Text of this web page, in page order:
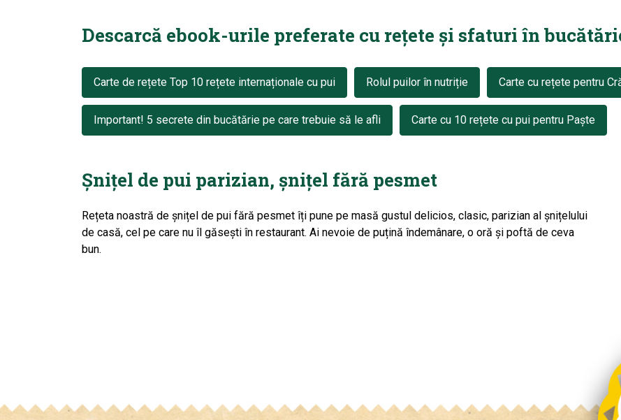
Descarcă ebook-urile preferate cu rețete și sfaturi în
Carte de rețete Top 10 rețete internaționale cu pui Rolul puilor în nutriție Carte cu rețete pentru
Important! 5 secrete din bucătărie pe care trebuie să le afli Carte cu 10 rețete cu pui pentru Paște
Șnițel de pui parizian, șnițel fără pesmet
Rețeta noastră de șnițel de pui fără pesmet îți pune pe masă gustul delicios, clasic, parizian al șnițelului
de casă, cel pe care nu îl găsești în restaurant. Ai nevoie de puțină îndemânare, o oră și poftă de ceva
bun.